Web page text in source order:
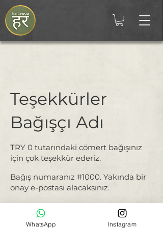
Teşekkürler
Bağışçı Adı
TRY 0 tutarındaki cömert bağışınız
için çok teşekkür ederiz.
Bağış numaranız #1000. Yakında bir
onay e-postası alacaksınız.
WhatsApp Instagram